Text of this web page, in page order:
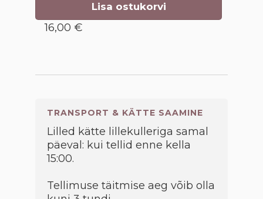
Lisa ostukorvi
16,00 €
TRANSPORT & KÄTTE SAAMINE
Lilled kätte lillekulleriga samal
päeval: kui tellid enne kella
15:00.
Tellimuse täitmise aeg võib olla